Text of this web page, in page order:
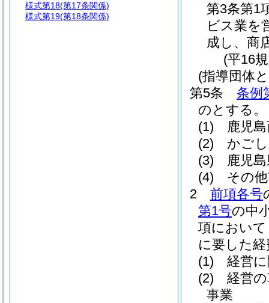
第3条第1
ビス業を
成し、商
(平16
(指導団体
第5条
条例
のとする。
(1)
鹿児
(2)
かご
(3)
鹿児
(4)
その
2
前項各号
第1号の中
項におい
に要した
(1)
経営
(2)
経営
事業
様式第18(第17条関係)
様式第19(第18条関係)